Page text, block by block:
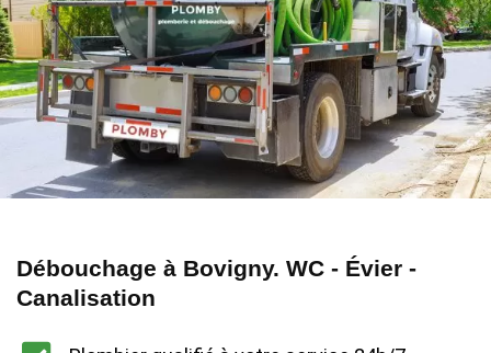
Débouchage à Bovigny. WC - Évier -
Canalisation